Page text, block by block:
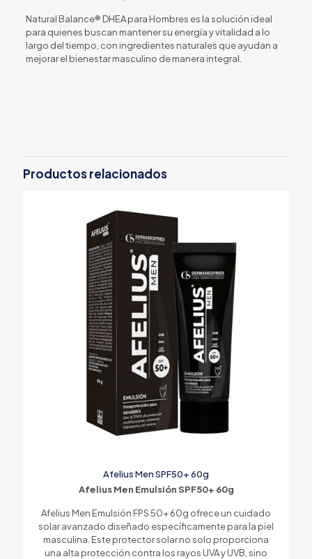
Natural Balance® DHEA para Hombres es la solución ideal
para quienes buscan mantener su energía y vitalidad a lo
largo del tiempo, con ingredientes naturales que ayudan a
mejorar el bienestar masculino de manera integral.
Productos relacionados
Afelius Men SPF50+ 60g
Afelius Men Emulsión SPF50+ 60g
Afelius Men Emulsión FPS 50+ 60g ofrece un cuidado
solar avanzado diseñado específicamente para la piel
masculina. Este protector solar no solo proporciona
una alta protección contra los rayos UVA y UVB, sino